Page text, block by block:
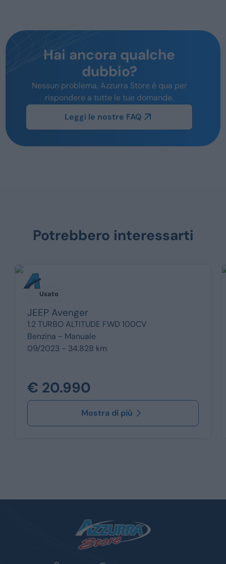
Hai ancora qualche
dubbio?
Nessun problema, Azzurra Store è qua per
rispondere a tutte le tue domande.
Leggi le nostre FAQ
Potrebbero interessarti
Usato
JEEP Avenger
1.2 TURBO ALTITUDE FWD 100CV
Benzina - Manuale
09/2023 - 34.828 km
€ 20.990
Mostra di più